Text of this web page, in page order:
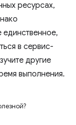
ресурсах,
в сервис-
другие
выполнения.